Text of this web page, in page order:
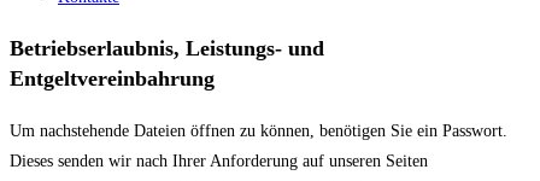
Betriebserlaubnis, Leistungs- und
Entgeltvereinbahrung
Um nachstehende Dateien öffnen zu können, benötigen Sie ein Passwort.
Dieses senden wir nach Ihrer Anforderung auf unseren Seiten